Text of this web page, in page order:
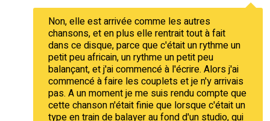
Non, elle est arrivée comme les autres
chansons, et en plus elle rentrait tout à fait
dans ce disque, parce que c'était un rythme un
petit peu africain, un rythme un petit peu
balançant, et j'ai commencé à l'écrire. Alors j'ai
commencé à faire les couplets et je n'y arrivais
pas. A un moment je me suis rendu compte que
cette chanson n'était finie que lorsque c'était un
type en train de balayer au fond d'un studio, qui